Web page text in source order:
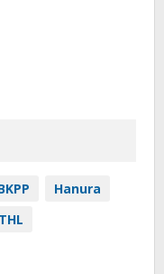
Hanura
THL